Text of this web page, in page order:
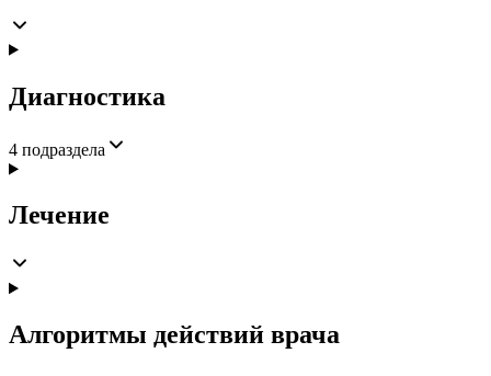
Диагностика
4 подраздела
Лечение
Алгоритмы действий врача